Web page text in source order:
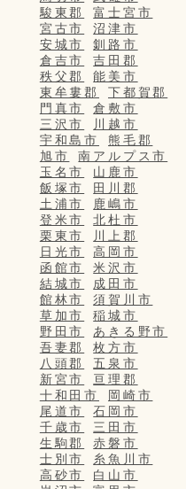
駿東郡
富士宮市
宮古市
沼津市
安城市
釧路市
倉吉市
吉田郡
秩父郡
能美市
東牟婁郡
下都賀郡
門真市
倉敷市
三沢市
川越市
宇和島市
熊毛郡
旭市
南アルプス市
玉名市
山鹿市
飯塚市
田川郡
土浦市
鹿嶋市
登米市
北杜市
栗東市
川上郡
日光市
高岡市
函館市
米沢市
結城市
成田市
館林市
須賀川市
草加市
稲城市
野田市
あきる野市
吾妻郡
枚方市
八頭郡
五泉市
新宮市
亘理郡
十和田市
岡崎市
尾道市
石岡市
千歳市
三田市
生駒郡
赤磐市
士別市
糸魚川市
高砂市
白山市